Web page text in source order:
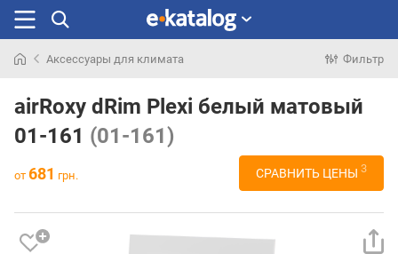
раньше
Аксессуары для климата Фильтр
airRoxy dRim Plexi белый матовый
01-161 (01-161)
от 681 грн. СРАВНИТЬ ЦЕНЫ 3